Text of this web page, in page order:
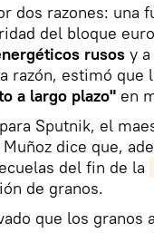
dos razones: una
del bloque
rusos y a
razón, estimó que
a largo plazo" en
Sputnik, el
Muñoz dice que,
del fin de la
de granos.
que los granos